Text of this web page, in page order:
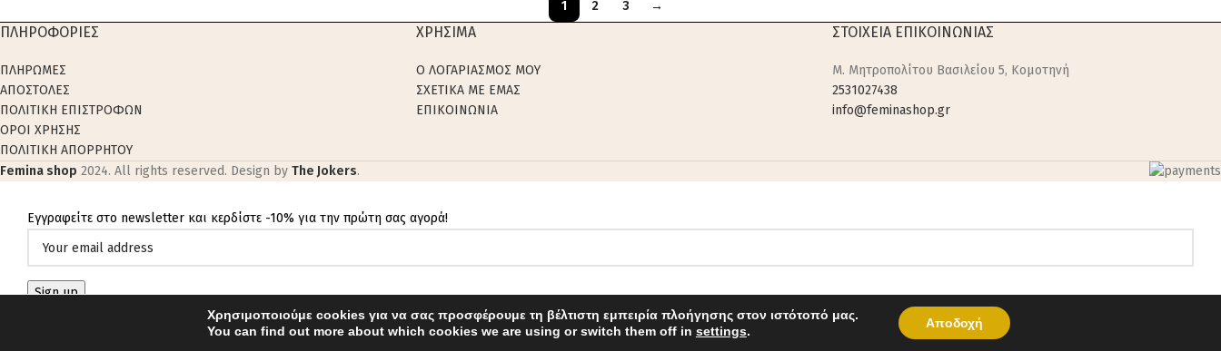
1 2 3 →
ΠΛΗΡΟΦΟΡΙΕΣ
ΠΛΗΡΩΜΕΣ
ΑΠΟΣΤΟΛΕΣ
ΠΟΛΙΤΙΚΗ ΕΠΙΣΤΡΟΦΩΝ
ΟΡΟΙ ΧΡΗΣΗΣ
ΠΟΛΙΤΙΚΗ ΑΠΟΡΡΗΤΟΥ
ΧΡΗΣΙΜΑ
Ο ΛΟΓΑΡΙΑΣΜΟΣ ΜΟΥ
ΣΧΕΤΙΚΑ ΜΕ ΕΜΑΣ
ΕΠΙΚΟΙΝΩΝΙΑ
ΣΤΟΙΧΕΙΑ ΕΠΙΚΟΙΝΩΝΙΑΣ
M. Μητροπολίτου Βασιλείου 5, Κομοτηνή
2531027438
info@feminashop.gr
Femina shop 2024. All rights reserved. Design by The Jokers.
Εγγραφείτε στο newsletter και κερδίστε -10% για την πρώτη σας αγορά!
Χρησιμοποιούμε cookies για να σας προσφέρουμε τη βέλτιστη εμπειρία πλοήγησης στον ιστότοπό μας.
You can find out more about which cookies we are using or switch them off in settings.
Αποδοχή